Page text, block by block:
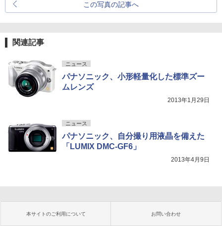
この写真の記事へ
関連記事
ニュース
パナソニック、小形軽量化した標準ズー
ムレンズ
2013年1月29日
ニュース
パナソニック、自分撮り用液晶を備えた
「LUMIX DMC-GF6」
2013年4月9日
本サイトのご利用について お問い合わせ